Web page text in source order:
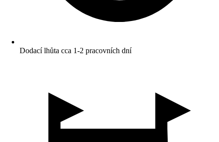
Dodací lhůta cca 1-2 pracovních dní